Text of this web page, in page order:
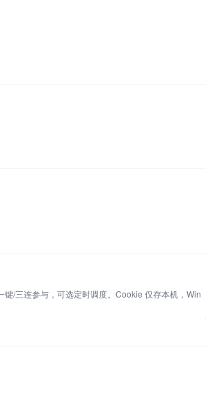
/三连参与，可选定时调度。Cookie 仅存本机，Win